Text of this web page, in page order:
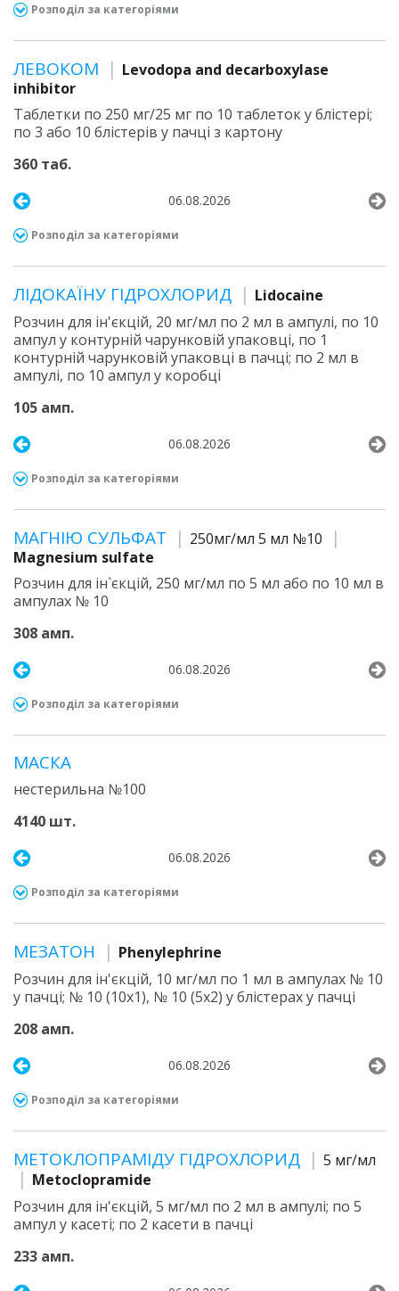
Розподіл за категоріями
ЛЕВОКОМ
Levodopa and decarboxylase
inhibitor
Таблетки по 250 мг/25 мг по 10 таблеток у блістері;
по 3 або 10 блістерів у пачці з картону
360 таб.
06.08.2026
Розподіл за категоріями
ЛІДОКАЇНУ ГІДРОХЛОРИД
Lidocaine
Розчин для ін'єкцій, 20 мг/мл по 2 мл в ампулі, по 10
ампул у контурній чарунковій упаковці, по 1
контурній чарунковій упаковці в пачці; по 2 мл в
ампулі, по 10 ампул у коробці
105 амп.
06.08.2026
Розподіл за категоріями
МАГНІЮ СУЛЬФАТ
250мг/мл 5 мл №10
Magnesium sulfate
Розчин для ін`єкцій, 250 мг/мл по 5 мл або по 10 мл в
ампулах № 10
308 амп.
06.08.2026
Розподіл за категоріями
МАСКА
нестерильна №100
4140 шт.
06.08.2026
Розподіл за категоріями
МЕЗАТОН
Phenylephrine
Розчин для ін'єкцій, 10 мг/мл по 1 мл в ампулах № 10
у пачці; № 10 (10х1), № 10 (5х2) у блістерах у пачці
208 амп.
06.08.2026
Розподіл за категоріями
МЕТОКЛОПРАМІДУ ГІДРОХЛОРИД
5 мг/мл
Metoclopramide
Розчин для ін'єкцій, 5 мг/мл по 2 мл в ампулі; по 5
ампул у касеті; по 2 касети в пачці
233 амп.